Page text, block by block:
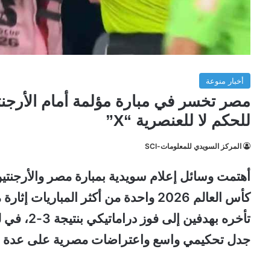
أخبار منوعة
مصر تخسر في مبارة مؤلمة أمام
للحكم لا للعنصرية “X”
المركز السويدي للمعلومات-SCI
أهتمت وسائل إعلام سويدية بمبارة مصر
كأس العالم 2026 واحدة من أكثر
تأخره
جدل تحكيمي واسع واعتراضات مصرية على عدة